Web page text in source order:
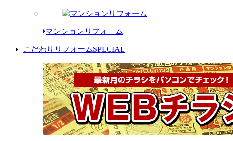
マンションリフォーム
こだわりリフォームSPECIAL